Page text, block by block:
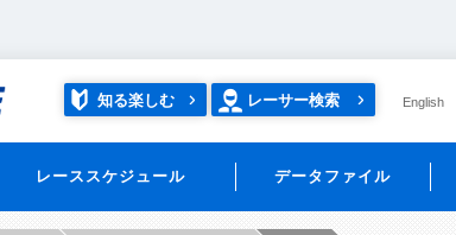
知る楽しむ レーサー検索 English
レーススケジュール データファイル